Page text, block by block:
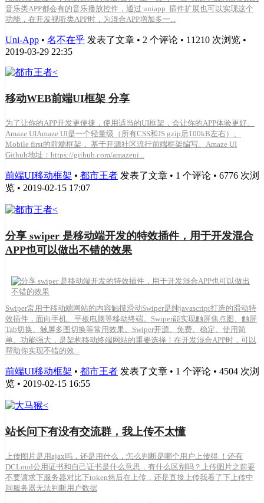
音乐类APP都会有的音乐播放控件，通过 uniapp 插件扩展也可以实现这个
功能，在开发视听类APP时，为混合APP增加多一...
Uni-App • 名不在乎 发表了文章 • 2 个评论 • 11210 次浏览 •
2019-03-29 22:35
移动WEB前端UI框架 分享
为了让你的APP开发更便捷，使用适当的UI框架，会让你的APP体验更好。
Amaze UIAmaze UI是一个轻量级（所有CSS和JS gzip后100kB左右）、
Mobile first的前端框架， 基于开源社区流行前端框架编写。Amaze UI
Github地址：https://github.com/amazeui...
前端UI移动框架 • 都市王者 发表了文章 • 1 个评论 • 6776 次浏
览 • 2019-02-15 17:07
分享 swiper 是移动端开发的特效插件，用于开发混合
APP也可以做出不错的效果
Swiper常用于移动端网站的内容触摸滑动Swiper是纯javascript打造的滑动特
效插件，面向手机、平板电脑等移动终端。Swiper能实现触屏焦点图、触屏
Tab切换、触屏多图切换等常用效果。Swiper开源、免费、稳定、使用简
单、功能强大，是架构移动终端网站的重要选择！在开发混合APP时，可以
帮助你实现不错的效...
前端UI移动框架 • 都市王者 发表了文章 • 1 个评论 • 4504 次浏
览 • 2019-02-15 16:55
站长问下有没有交流群，我上传不太懂
上传图片是用ajax吗，还是用什么，怎么判断是哪个用户上传得 ！还有
DCLoud公用证书和自己证书是什么意思，有什么区别吗？上传图片之前要
不要请求下服务器对比下token然后在上传，还是直接上传我看了下上传中
间服务器无法判断用户数据